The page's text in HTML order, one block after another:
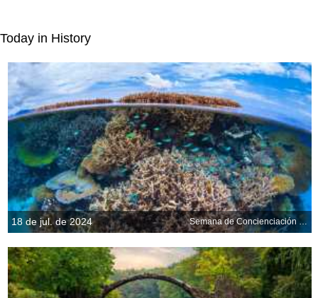
Today in History
18 de jul. de 2024 Semana de Concienciación sobre los Arrecifes de Coral